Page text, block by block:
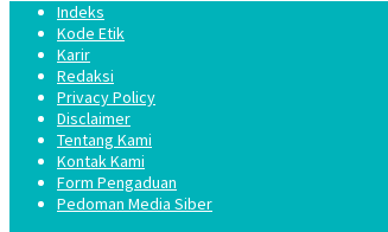
Indeks
Kode Etik
Karir
Redaksi
Privacy Policy
Disclaimer
Tentang Kami
Kontak Kami
Form Pengaduan
Pedoman Media Siber